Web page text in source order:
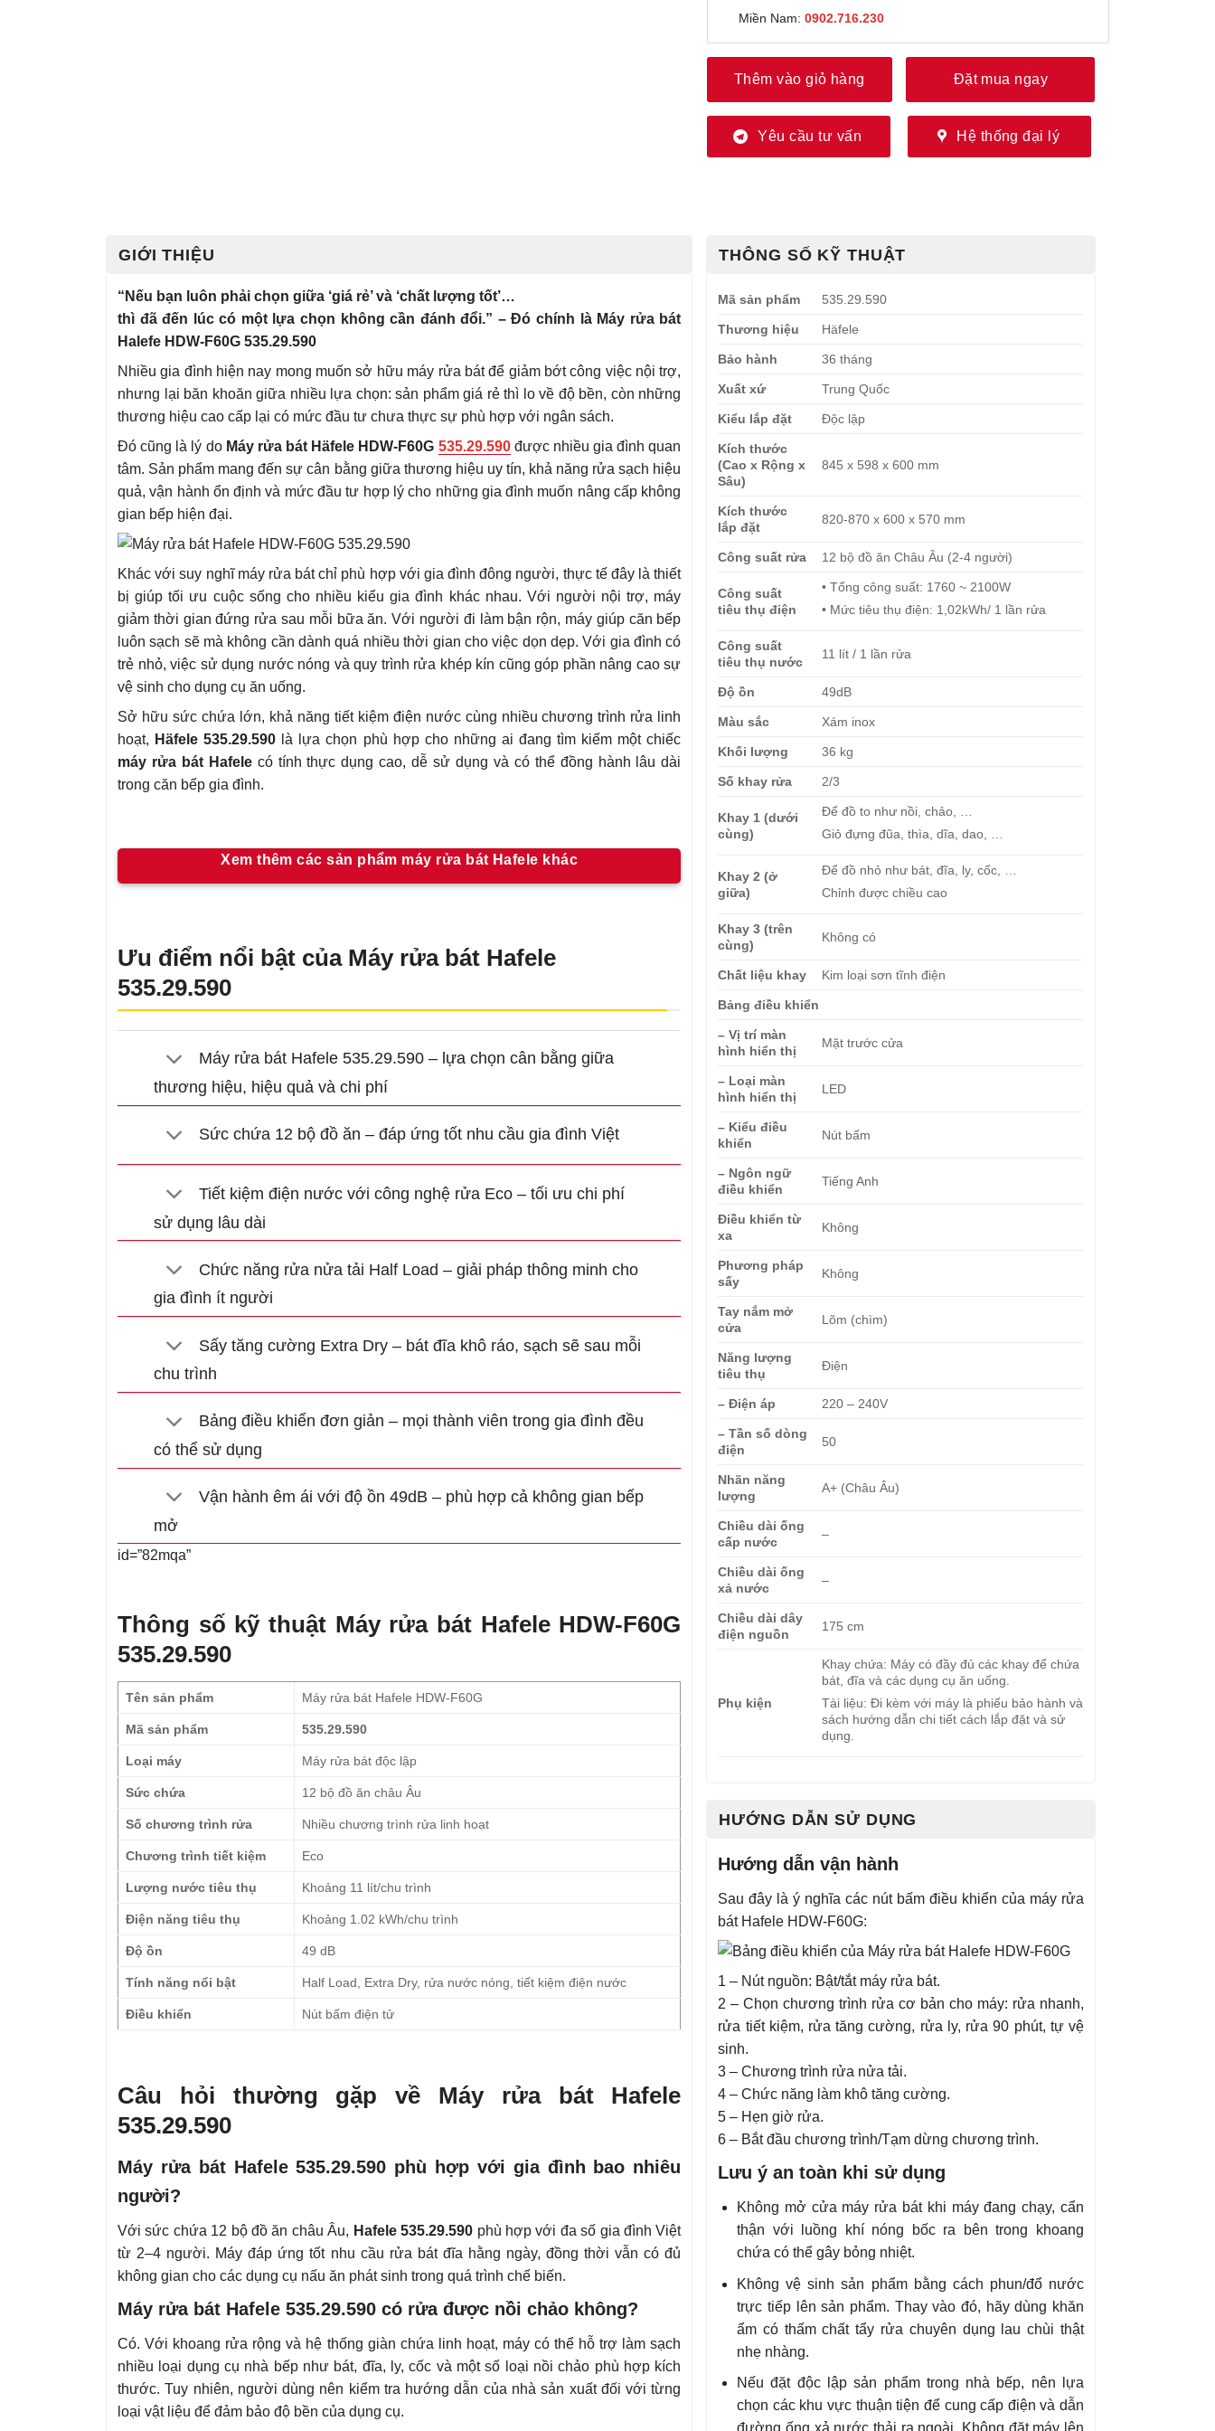
Miền Nam: 0902.716.230
Thêm vào giỏ hàng Đặt mua ngay
Yêu cầu tư vấn Hệ thống đại lý
GIỚI THIỆU
“Nếu bạn luôn phải chọn giữa ‘giá rẻ’ và ‘chất lượng tốt’…
thì đã đến lúc có một lựa chọn không cần đánh đổi.” – Đó chính là Máy rửa bát
Halefe HDW-F60G 535.29.590
Nhiều gia đình hiện nay mong muốn sở hữu máy rửa bát để giảm bớt công việc nội trợ,
nhưng lại băn khoăn giữa nhiều lựa chọn: sản phẩm giá rẻ thì lo về độ bền, còn những
thương hiệu cao cấp lại có mức đầu tư chưa thực sự phù hợp với ngân sách.
Đó cũng là lý do Máy rửa bát Häfele HDW-F60G 535.29.590được nhiều gia đình quan
tâm. Sản phẩm mang đến sự cân bằng giữa thương hiệu uy tín, khả năng rửa sạch hiệu
quả, vận hành ổn định và mức đầu tư hợp lý cho những gia đình muốn nâng cấp không
gian bếp hiện đại.
Khác với suy nghĩ máy rửa bát chỉ phù hợp với gia đình đông người, thực tế đây là thiết
bị giúp tối ưu cuộc sống cho nhiều kiểu gia đình khác nhau. Với người nội trợ, máy
giảm thời gian đứng rửa sau mỗi bữa ăn. Với người đi làm bận rộn, máy giúp căn bếp
luôn sạch sẽ mà không cần dành quá nhiều thời gian cho việc dọn dẹp. Với gia đình có
trẻ nhỏ, việc sử dụng nước nóng và quy trình rửa khép kín cũng góp phần nâng cao sự
vệ sinh cho dụng cụ ăn uống.
Sở hữu sức chứa lớn, khả năng tiết kiệm điện nước cùng nhiều chương trình rửa linh
hoạt, Häfele 535.29.590 là lựa chọn phù hợp cho những ai đang tìm kiếm một chiếc
máy rửa bát Hafelecó tính thực dụng cao, dễ sử dụng và có thể đồng hành lâu dài
trong căn bếp gia đình.
Xem thêm các sản phẩm máy rửa bát Hafele khác
Ưu điểm nổi bật của Máy rửa bát Hafele
535.29.590
Máy rửa bát Hafele 535.29.590 – lựa chọn cân bằng giữa
thương hiệu, hiệu quả và chi phí
Sức chứa 12 bộ đồ ăn – đáp ứng tốt nhu cầu gia đình Việt
Tiết kiệm điện nước với công nghệ rửa Eco – tối ưu chi phí
sử dụng lâu dài
Chức năng rửa nửa tải Half Load – giải pháp thông minh cho
gia đình ít người
Sấy tăng cường Extra Dry – bát đĩa khô ráo, sạch sẽ sau mỗi
chu trình
Bảng điều khiển đơn giản – mọi thành viên trong gia đình đều
có thể sử dụng
Vận hành êm ái với độ ồn 49dB – phù hợp cả không gian bếp
mở
id=”82mqa”
Thông số kỹ thuật Máy rửa bát Hafele HDW-F60G
535.29.590
Tên sản phẩm Máy rửa bát Hafele HDW-F60G
Mã sản phẩm 535.29.590
Loại máy Máy rửa bát độc lập
Sức chứa 12 bộ đồ ăn châu Âu
Số chương trình rửa Nhiều chương trình rửa linh hoạt
Chương trình tiết kiệm Eco
Lượng nước tiêu thụ Khoảng 11 lít/chu trình
Điện năng tiêu thụ Khoảng 1.02 kWh/chu trình
Độ ồn 49 dB
Tính năng nổi bật Half Load, Extra Dry, rửa nước nóng, tiết kiệm điện nước
Điều khiển Nút bấm điện tử
Câu hỏi thường gặp về Máy rửa bát Hafele
535.29.590
Máy rửa bát Hafele 535.29.590 phù hợp với gia đình bao nhiêu
người?
Với sức chứa 12 bộ đồ ăn châu Âu, Hafele 535.29.590 phù hợp với đa số gia đình Việt
từ 2–4 người. Máy đáp ứng tốt nhu cầu rửa bát đĩa hằng ngày, đồng thời vẫn có đủ
không gian cho các dụng cụ nấu ăn phát sinh trong quá trình chế biến.
Máy rửa bát Hafele 535.29.590 có rửa được nồi chảo không?
Có. Với khoang rửa rộng và hệ thống giàn chứa linh hoạt, máy có thể hỗ trợ làm sạch
nhiều loại dụng cụ nhà bếp như bát, đĩa, ly, cốc và một số loại nồi chảo phù hợp kích
thước. Tuy nhiên, người dùng nên kiểm tra hướng dẫn của nhà sản xuất đối với từng
loại vật liệu để đảm bảo độ bền của dụng cụ.
THÔNG SỐ KỸ THUẬT
Mã sản phẩm 535.29.590
Thương hiệu Häfele
Bảo hành 36 tháng
Xuất xứ Trung Quốc
Kiểu lắp đặt Độc lập
Kích thước
(Cao x Rộng x
Sâu)
845 x 598 x 600 mm
Kích thước
lắp đặt
820-870 x 600 x 570 mm
Công suất rửa 12 bộ đồ ăn Châu Âu (2-4 người)
Công suất
tiêu thụ điện
• Tổng công suất: 1760 ~ 2100W
• Mức tiêu thụ điện: 1,02kWh/ 1 lần rửa
Công suất
tiêu thụ nước
11 lít / 1 lần rửa
Độ ồn 49dB
Màu sắc Xám inox
Khối lượng 36 kg
Số khay rửa 2/3
Khay 1 (dưới
cùng)
Để đồ to như nồi, chảo, …
Giỏ đựng đũa, thìa, dĩa, dao, …
Khay 2 (ở
giữa)
Để đồ nhỏ như bát, đĩa, ly, cốc, …
Chỉnh được chiều cao
Khay 3 (trên
cùng)
Không có
Chất liệu khay Kim loại sơn tĩnh điện
Bảng điều khiển
– Vị trí màn
hình hiển thị
Mặt trước cửa
– Loại màn
hình hiển thị
LED
– Kiểu điều
khiển
Nút bấm
– Ngôn ngữ
điều khiển
Tiếng Anh
Điều khiển từ
xa
Không
Phương pháp
sấy
Không
Tay nắm mở
cửa
Lõm (chìm)
Năng lượng
tiêu thụ
Điện
– Điện áp 220 – 240V
– Tần số dòng
điện
50
Nhãn năng
lượng
A+ (Châu Âu)
Chiều dài ống
cấp nước
–
Chiều dài ống
xả nước
–
Chiều dài dây
điện nguồn
175 cm
Phụ kiện
Khay chứa: Máy có đầy đủ các khay để chứa
bát, đĩa và các dụng cụ ăn uống.
Tài liệu: Đi kèm với máy là phiếu bảo hành và
sách hướng dẫn chi tiết cách lắp đặt và sử
dụng.
HƯỚNG DẪN SỬ DỤNG
Hướng dẫn vận hành
Sau đây là ý nghĩa các nút bấm điều khiển của máy rửa
bát Hafele HDW-F60G:
1 – Nút nguồn: Bật/tắt máy rửa bát.
2 – Chọn chương trình rửa cơ bản cho máy: rửa nhanh,
rửa tiết kiệm, rửa tăng cường, rửa ly, rửa 90 phút, tự vệ
sinh.
3 – Chương trình rửa nửa tải.
4 – Chức năng làm khô tăng cường.
5 – Hẹn giờ rửa.
6 – Bắt đầu chương trình/Tạm dừng chương trình.
Lưu ý an toàn khi sử dụng
Không mở cửa máy rửa bát khi máy đang chạy, cẩn
thận với luồng khí nóng bốc ra bên trong khoang
chứa có thể gây bỏng nhiệt.
Không vệ sinh sản phẩm bằng cách phun/đổ nước
trực tiếp lên sản phẩm. Thay vào đó, hãy dùng khăn
ẩm có thấm chất tẩy rửa chuyên dụng lau chùi thật
nhẹ nhàng.
Nếu đặt độc lập sản phẩm trong nhà bếp, nên lựa
chọn các khu vực thuận tiện để cung cấp điện và dẫn